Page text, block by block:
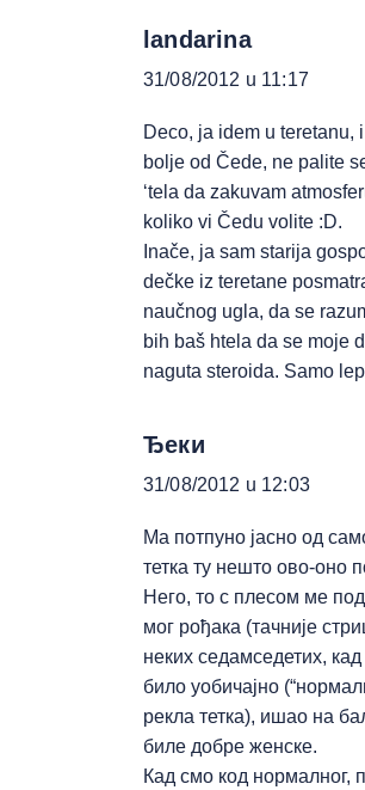
landarina
31/08/2012 u 11:17
Deco, ja idem u teretanu,
bolje od Čede, ne palite
‘tela da zakuvam
koliko vi Čedu volite :D.
Inače, ja sam starija
dečke iz teretane
naučnog ugla, da se
bih baš htela da se moje
naguta steroida. Samo
Ђеки
31/08/2012 u 12:03
Ма потпуно јасно од
тетка ту нешто ово-оно
Него, то с плесом ме
мог рођака (тачније
неких седамседетих,
било уобичајно
рекла тетка), ишао на
биле добре женске.
Кад смо код нормалног,